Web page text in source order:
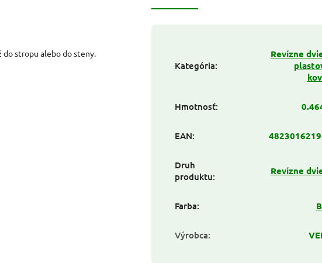
do stropu alebo do steny.
Kategória:
Revízne
Hmotnosť:
EAN:
Druh
produktu: Revízne
Farba:
Výrobca: